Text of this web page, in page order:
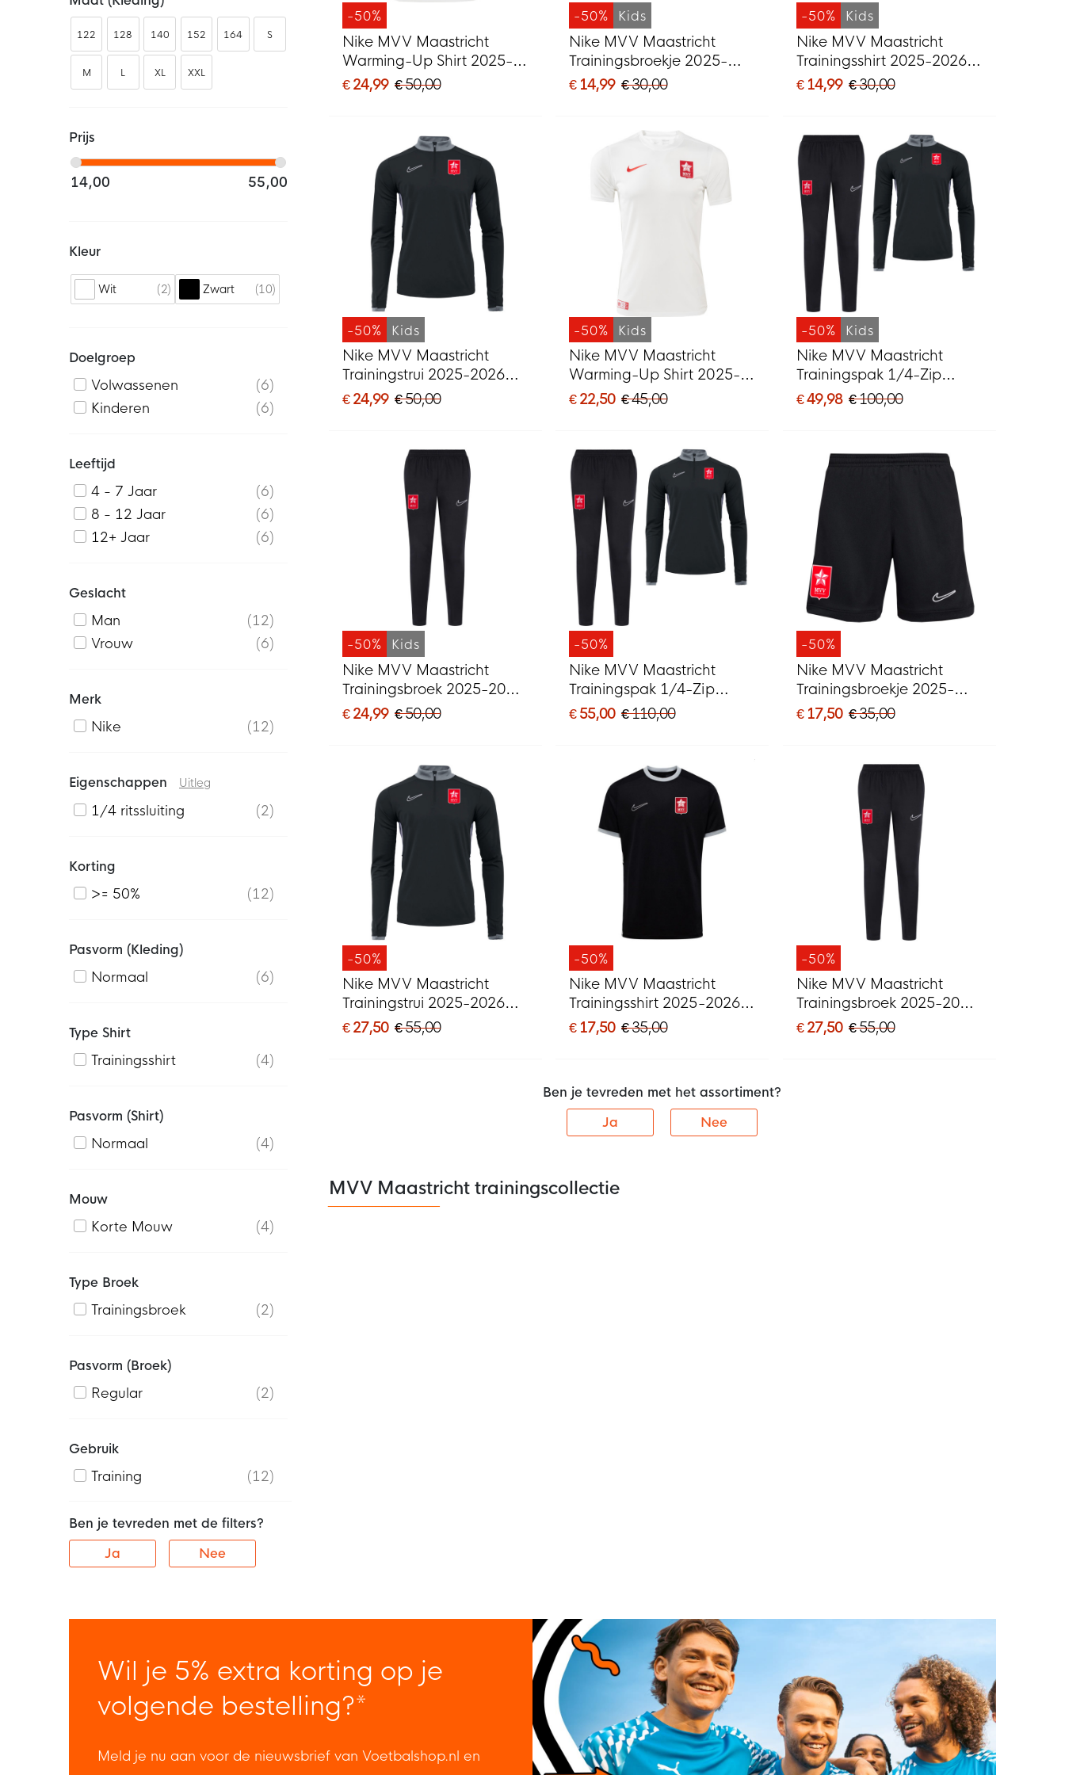
-50%
Nike MVV Maastricht
Warming-Up Shirt 2025-
2026
€ 24,99 € 50,00
-50% Kids
Nike MVV Maastricht
Trainingsbroekje 2025-
2026 Kids Zwart
€ 14,99 € 30,00
-50% Kids
Nike MVV Maastricht
Trainingsshirt 2025-2026
Kids Zwart
€ 14,99 € 30,00
-50% Kids
Nike MVV Maastricht
Trainingstrui 2025-2026
Kids Zwart
€ 24,99 € 50,00
-50% Kids
Nike MVV Maastricht
Warming-Up Shirt 2025-
2026 Kids
€ 22,50 € 45,00
-50% Kids
Nike MVV Maastricht
Trainingspak 1/4-Zip
2025-2026 Kids Zwart
€ 49,98 € 100,00
-50% Kids
Nike MVV Maastricht
Trainingsbroek 2025-2026
Kids Zwart
€ 24,99 € 50,00
-50%
Nike MVV Maastricht
Trainingspak 1/4-Zip
2025-2026 Zwart
€ 55,00 € 110,00
-50%
Nike MVV Maastricht
Trainingsbroekje 2025-
2026 Zwart
€ 17,50 € 35,00
-50%
Nike MVV Maastricht
Trainingstrui 2025-2026
Zwart
€ 27,50 € 55,00
-50%
Nike MVV Maastricht
Trainingsshirt 2025-2026
Zwart
€ 17,50 € 35,00
-50%
Nike MVV Maastricht
Trainingsbroek 2025-2026
Zwart
€ 27,50 € 55,00
Ben je tevreden met het assortiment?
Ja
Nee
MVV Maastricht trainingscollectie
122 128 140 152 164 S
M L XL XXL
Prijs
14,00 55,00
Kleur
Wit 2 Zwart 10
Doelgroep
Volwassenen
6
Kinderen
6
Leeftijd
4 - 7 Jaar
6
8 - 12 Jaar
6
12+ Jaar
6
Geslacht
Man
12
Vrouw
6
Merk
Nike
12
Eigenschappen Uitleg
1/4 ritssluiting 2
Korting
>= 50%
12
Pasvorm (kleding)
Normaal
6
Type Shirt
Trainingsshirt
4
Pasvorm (shirt)
Normaal
4
Mouw
Korte Mouw
4
Type Broek
Trainingsbroek
2
Pasvorm (broek)
Regular
2
Gebruik
Training
12
Ben je tevreden met de filters?
Ja
Nee
Wil je 5% extra korting op je
volgende bestelling?*
Meld je nu aan voor de nieuwsbrief van Voetbalshop.nl en